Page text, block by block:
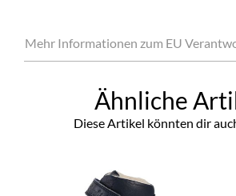
Mehr Informationen zum EU
Ähnliche
Diese Artikel könnten dir